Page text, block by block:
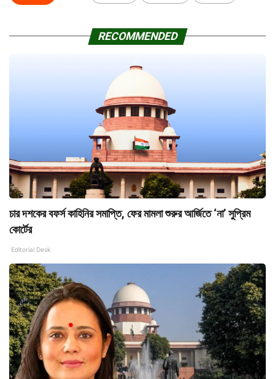
RECOMMENDED
চার দশকের বফর্স কাহিনির সমাপ্তি, ফের মামলা শুরুর আর্জিতে ‘না’ সুপ্রিম
কোর্টের
Editorial Desk